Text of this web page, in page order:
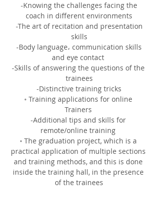
coach in different environments
skills
and eye contact
-Skills of answering the questions of the
trainees
-Distinctive training tricks
◦ Training applications for online
Trainers
-Additional tips and skills for
remote/online training
◦ The graduation project, which is a
practical application of multiple sections
and training methods, and this is done
inside the training hall, in the presence
of the trainees